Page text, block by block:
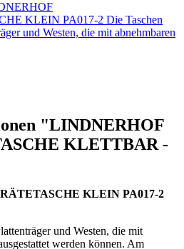
KLEIN PA017-2 Die Taschen
und Westen, die mit abnehmbaren
"LINDNERHOF
KLETTBAR -
KLEIN PA017-2
und Westen, die mit
werden können. Am